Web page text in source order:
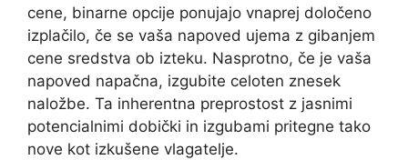
cene, binarne opcije ponujajo vnaprej določeno
izplačilo, če se vaša napoved ujema z gibanjem
cene sredstva ob izteku. Nasprotno, če je vaša
napoved napačna, izgubite celoten znesek
naložbe. Ta inherentna preprostost z jasnimi
potencialnimi dobički in izgubami pritegne tako
nove kot izkušene vlagatelje.